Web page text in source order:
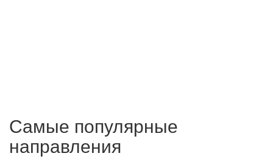
Самые популярные
направления